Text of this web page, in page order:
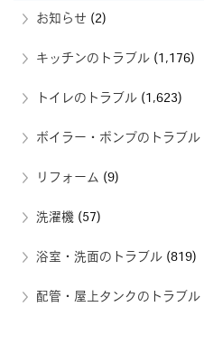
お知らせ (2)
キッチンのトラブル (1,176)
トイレのトラブル (1,623)
ボイラー・ポンプのトラブル
リフォーム (9)
洗濯機 (57)
浴室・洗面のトラブル (819)
配管・屋上タンクのトラブル